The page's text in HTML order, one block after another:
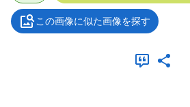
この画像に似た画像を探す